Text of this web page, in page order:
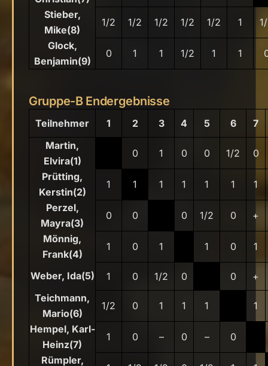
Stieber,
Mike(8)
1/2 1/2 1/2 1/2 1/2 1
Glock,
Benjamin(9)
0 1 1 1/2 1 1
Gruppe-B Endergebnisse
Teilnehmer 1 2 3 4 5 6
7
Martin,
Elvira(1)
0 1 0 0 1/2
0
Prütting,
Kerstin(2)
1 1 1 1 1 1
1
Perzel,
Mayra(3)
0 0 0 1/2 0
+
Mönnig,
Frank(4)
1 0 1 1 0 1
Weber, Ida(5) 1 0 1/2 0 0
+
Teichmann,
Mario(6)
1/2 0 1 1 1
1
Hempel, Karl-
Heinz(7)
1 0 – 0 –
0
Rümpler,